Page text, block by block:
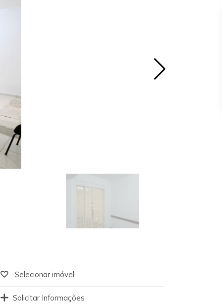
Selecionar imóvel
Solicitar Informações